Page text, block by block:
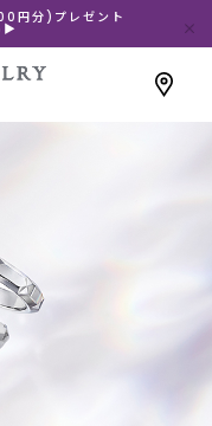
円分)プレゼント
▶